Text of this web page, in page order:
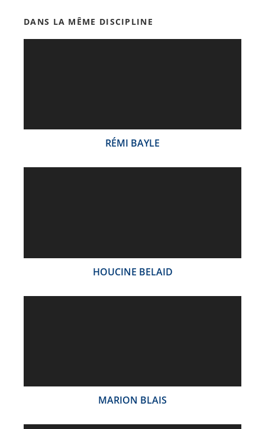
DANS LA MÊME DISCIPLINE
RÉMI BAYLE
HOUCINE BELAID
MARION BLAIS